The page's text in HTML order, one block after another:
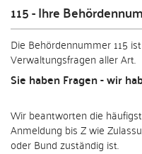
115 - Ihre
Die Behördennummer 115
Verwaltungsfragen aller Art.
Sie haben Fragen - wir
Wir beantworten die
Anmeldung bis Z wie
oder Bund zuständig ist.